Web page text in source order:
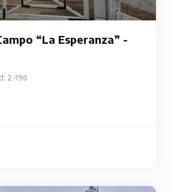
“La Esperanza” -
2-196